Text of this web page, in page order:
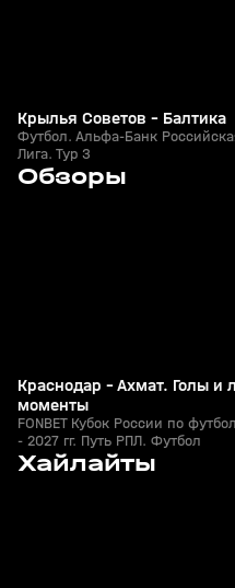
Крылья Советов - Балтика
Футбол. Альфа-Банк
Лига. Тур 3
Обзоры
05 авг, 23:40
Краснодар - Ахмат. Голы и
моменты
FONBET Кубок России по
- 2027 гг. Путь РПЛ. Футбол
Хайлайты
05 авг, 23:00